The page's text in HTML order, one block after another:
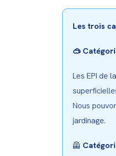
Les trois
🥽
Les EPI de
Nous
jardinage.
🦺